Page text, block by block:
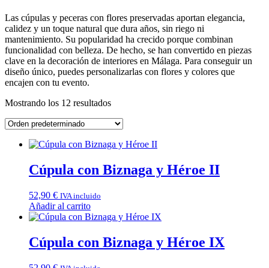
Las cúpulas y peceras con flores preservadas aportan elegancia,
calidez y un toque natural que dura años, sin riego ni
mantenimiento. Su popularidad ha crecido porque combinan
funcionalidad con belleza. De hecho, se han convertido en piezas
clave en la decoración de interiores en Málaga. Para conseguir un
diseño único, puedes personalizarlas con flores y colores que
encajen con tu evento.
Mostrando los 12 resultados
Cúpula con Biznaga y Héroe II
52,90 € IVA incluido
Añadir al carrito
Cúpula con Biznaga y Héroe IX